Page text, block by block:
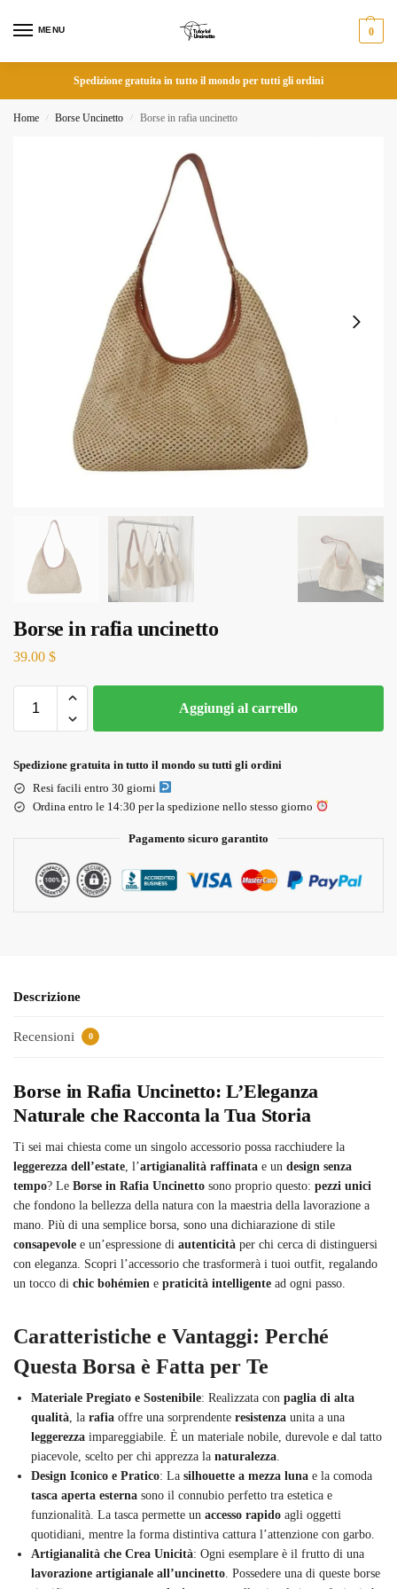
MENU 0
Spedizione gratuita in tutto il mondo per tutti gli ordini
Home / Borse Uncinetto / Borse in rafia uncinetto
Borse in rafia uncinetto
39.00 $
Aggiungi al carrello
Spedizione gratuita in tutto il mondo su tutti gli ordini
Resi facili entro 30 giorni
Ordina entro le 14:30 per la spedizione nello stesso giorno
Pagamento sicuro garantito
Descrizione
Recensioni 0
Borse in Rafia Uncinetto: L’Eleganza
Naturale che Racconta la Tua Storia
Ti sei mai chiesta come un singolo accessorio possa racchiudere la
leggerezza dell’estate, l’artigianalità raffinata e un design senza
tempo? Le Borse in Rafia Uncinetto sono proprio questo: pezzi unici
che fondono la bellezza della natura con la maestria della lavorazione a
mano. Più di una semplice borsa, sono una dichiarazione di stile
consapevole e un’espressione di autenticità per chi cerca di distinguersi
con eleganza. Scopri l’accessorio che trasformerà i tuoi outfit, regalando
un tocco di chic bohémien e praticità intelligente ad ogni passo.
Caratteristiche e Vantaggi: Perché
Questa Borsa è Fatta per Te
Materiale Pregiato e Sostenibile: Realizzata con paglia di alta
qualità, la rafia offre una sorprendente resistenza unita a una
leggerezza impareggiabile. È un materiale nobile, durevole e dal tatto
piacevole, scelto per chi apprezza la naturalezza.
Design Iconico e Pratico: La silhouette a mezza luna e la comoda
tasca aperta esterna sono il connubio perfetto tra estetica e
funzionalità. La tasca permette un accesso rapido agli oggetti
quotidiani, mentre la forma distintiva cattura l’attenzione con garbo.
Artigianalità che Crea Unicità: Ogni esemplare è il frutto di una
lavorazione artigianale all’uncinetto. Possedere una di queste borse